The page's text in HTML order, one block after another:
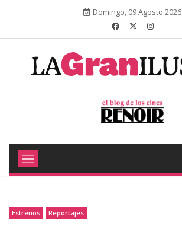
Domingo, 09 Agosto 2026
Estrenos Reportajes